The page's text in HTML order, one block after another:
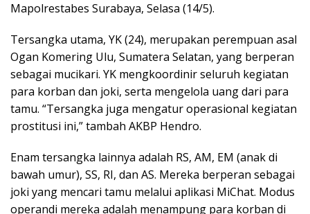
Mapolrestabes Surabaya, Selasa (14/5).
Tersangka utama, YK (24), merupakan perempuan asal
Ogan Komering Ulu, Sumatera Selatan, yang berperan
sebagai mucikari. YK mengkoordinir seluruh kegiatan
para korban dan joki, serta mengelola uang dari para
tamu. “Tersangka juga mengatur operasional kegiatan
prostitusi ini,” tambah AKBP Hendro.
Enam tersangka lainnya adalah RS, AM, EM (anak di
bawah umur), SS, RI, dan AS. Mereka berperan sebagai
joki yang mencari tamu melalui aplikasi MiChat. Modus
operandi mereka adalah menampung para korban di